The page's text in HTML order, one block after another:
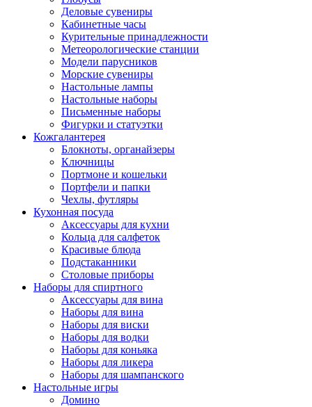
Деловые сувениры
Кабинетные часы
Курительные принадлежности
Метеорологические станции
Модели парусников
Морские сувениры
Настольные лампы
Настольные наборы
Письменные наборы
Фигурки и статуэтки
Кожгалантерея
Блокноты, органайзеры
Ключницы
Портмоне и кошельки
Портфели и папки
Чехлы, футляры
Кухонная посуда
Аксессуары для кухни
Кольца для салфеток
Красивые блюда
Подстаканники
Столовые приборы
Наборы для спиртного
Аксессуары для вина
Наборы для вина
Наборы для виски
Наборы для водки
Наборы для коньяка
Наборы для ликера
Наборы для шампанского
Настольные игры
Домино